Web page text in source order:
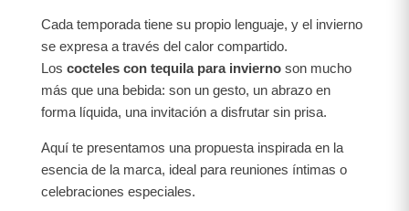
Cada temporada tiene su propio lenguaje, y el invierno
se expresa a través del calor compartido.
Los cocteles con tequila para invierno son mucho
más que una bebida: son un gesto, un abrazo en
forma líquida, una invitación a disfrutar sin prisa.
Aquí te presentamos una propuesta inspirada en la
esencia de la marca, ideal para reuniones íntimas o
celebraciones especiales.